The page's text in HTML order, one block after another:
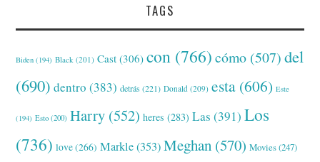
TAGS
Biden (194) Black (201) Cast (306) con (766) cómo (507) del
(690) dentro (383) detrás (221) Donald (209) esta (606) Este
(194) Esto (200) Harry (552) heres (283) Las (391) Los
(736) love(266) Markle(353) Meghan (570) Movies(247)